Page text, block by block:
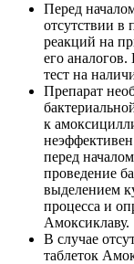
Перед
отсутствии в
реакций на
его
тест на
Препарат
к
перед
проведение
выделением
процесса и
Амоксиклаву.
В случае
таблеток